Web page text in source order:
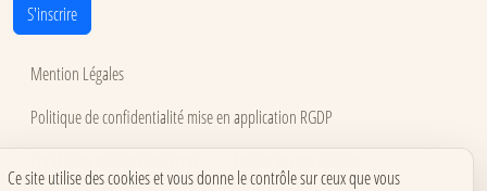
S'inscrire
Mention Légales
Politique de confidentialité mise en application RGDP
Ce site utilise des cookies et vous donne le contrôle sur ceux que vous